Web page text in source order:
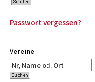
Passwort vergessen?
Vereine